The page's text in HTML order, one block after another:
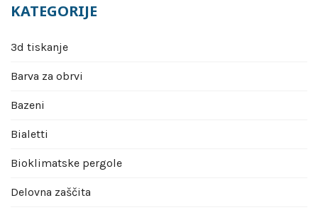
KATEGORIJE
3d tiskanje
Barva za obrvi
Bazeni
Bialetti
Bioklimatske pergole
Delovna zaščita